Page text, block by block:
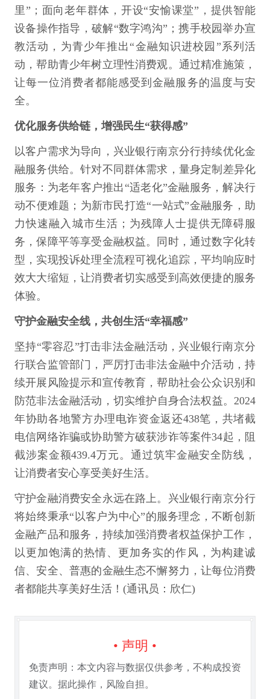
里”；面向老年群体，开设“安愉课堂”，提供智能
设备操作指导，破解“数字鸿沟”；携手校园举办宣
教活动，为青少年推出“金融知识进校园”系列活
动，帮助青少年树立理性消费观。通过精准施策，
让每一位消费者都能感受到金融服务的温度与安
全。
优化服务供给链，增强民生“获得感”
以客户需求为导向，兴业银行南京分行持续优化金
融服务供给。针对不同群体需求，量身定制差异化
服务：为老年客户推出“适老化”金融服务，解决行
动不便难题；为新市民打造“一站式”金融服务，助
力快速融入城市生活；为残障人士提供无障碍服
务，保障平等享受金融权益。同时，通过数字化转
型，实现投诉处理全流程可视化追踪，平均响应时
效大大缩短，让消费者切实感受到高效便捷的服务
体验。
守护金融安全线，共创生活“幸福感”
坚持“零容忍”打击非法金融活动，兴业银行南京分
行联合监管部门，严厉打击非法金融中介活动，持
续开展风险提示和宣传教育，帮助社会公众识别和
防范非法金融活动，切实维护自身合法权益。2024
年协助各地警方办理电诈资金返还438笔，共堵截
电信网络诈骗或协助警方破获涉诈等案件34起，阻
截涉案金额439.4万元。通过筑牢金融安全防线，
让消费者安心享受美好生活。
守护金融消费安全永远在路上。兴业银行南京分行
将始终秉承“以客户为中心”的服务理念，不断创新
金融产品和服务，持续加强消费者权益保护工作，
以更加饱满的热情、更加务实的作风，为构建诚
信、安全、普惠的金融生态不懈努力，让每位消费
者都能共享美好生活！(通讯员：欣仁)
• 声明 •
免责声明：本文内容与数据仅供参考，不构成投资
建议。据此操作，风险自担。